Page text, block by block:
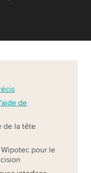
de
de la tête
pour le